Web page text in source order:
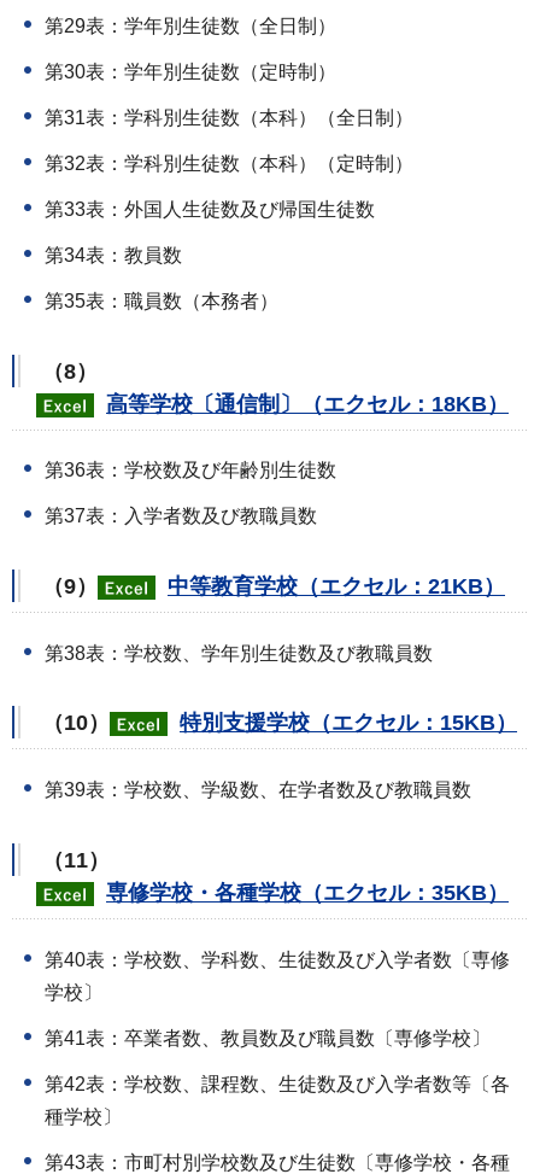
第29表：学年別生徒数（全日制）
第30表：学年別生徒数（定時制）
第31表：学科別生徒数（本科）（全日制）
第32表：学科別生徒数（本科）（定時制）
第33表：外国人生徒数及び帰国生徒数
第34表：教員数
第35表：職員数（本務者）
（8）
高等学校〔通信制〕（エクセル：18KB）
第36表：学校数及び年齢別生徒数
第37表：入学者数及び教職員数
（9） 中等教育学校（エクセル：21KB）
第38表：学校数、学年別生徒数及び教職員数
（10） 特別支援学校（エクセル：15KB）
第39表：学校数、学級数、在学者数及び教職員数
（11）
専修学校・各種学校（エクセル：35KB）
第40表：学校数、学科数、生徒数及び入学者数〔専修
学校〕
第41表：卒業者数、教員数及び職員数〔専修学校〕
第42表：学校数、課程数、生徒数及び入学者数等〔各
種学校〕
第43表：市町村別学校数及び生徒数〔専修学校・各種